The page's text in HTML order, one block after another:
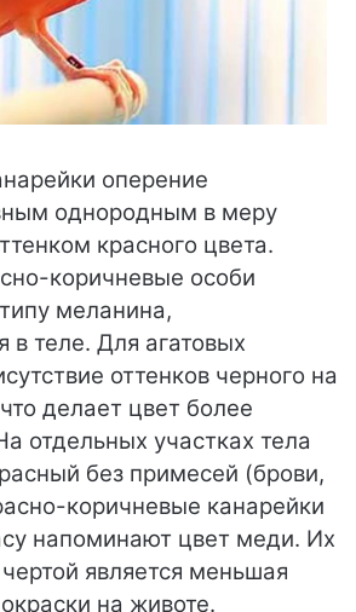
оперение
однородным в меру
красного цвета.
коричневые особи
меланина,
в теле. Для агатовых
оттенков черного на
делает цвет более
отдельных участках тела
без примесей (брови,
коричневые канарейки
напоминают цвет меди. Их
является меньшая
на животе.